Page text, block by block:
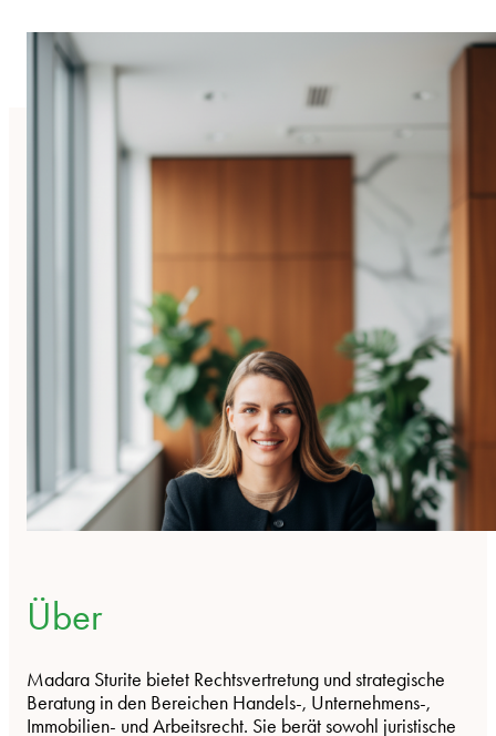
Über
Madara Sturite bietet Rechtsvertretung und strategische
Beratung in den Bereichen Handels-, Unternehmens-,
Immobilien- und Arbeitsrecht. Sie berät sowohl juristische